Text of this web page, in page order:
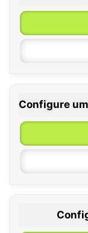
Configure